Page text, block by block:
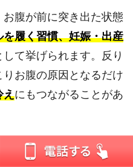
腹が前に突き出た状態
履く習慣、妊娠・出産
て挙げられます。反り
お腹の原因となるだけ
えにもつながることがあ